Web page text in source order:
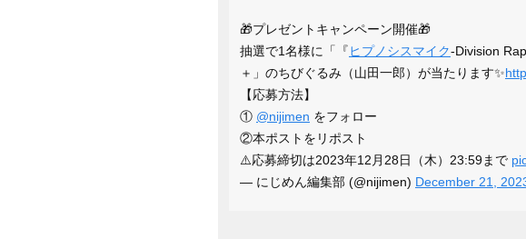
🎁プレゼントキャンペーン開催🎁
抽選で1名様に「『ヒプノシスマイク-Division
＋」のちびぐるみ（山田一郎）が当たります✨
【応募方法】
① @nijimen をフォロー
②本ポストをリポスト
⚠️応募締切は2023年12月28日（木）23:59まで
— にじめん編集部 (@nijimen) December 21,